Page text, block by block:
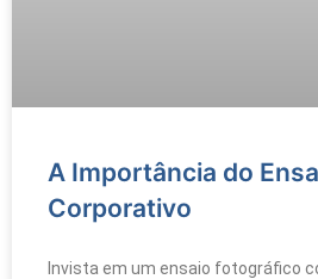
A Importância do
Corporativo
Invista em um ensaio fotográfico